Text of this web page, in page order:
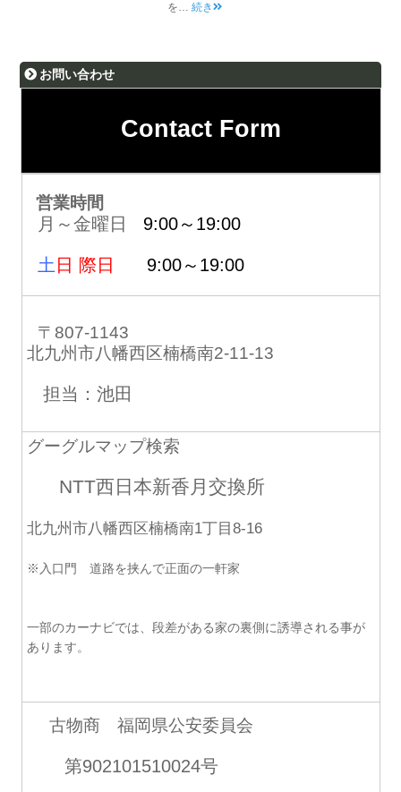
を…続き
お問い合わせ
Contact Form
営業時間
月～金曜日 9:00～19:00
土 日 際日 9:00～19:00
〒807-1143
北九州市八幡西区楠橋南2-11-13
担当：池田
グーグルマップ検索
NTT西日本新香月交換所
北九州市八幡西区楠橋南1丁目8-16
※入口門 道路を挟んで正面の一軒家
一部のカーナビでは、段差がある家の裏側に誘導される事が
あります。
古物商 福岡県公安委員会
第902101510024号